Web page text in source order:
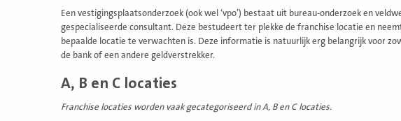
Een vestigingsplaatsonderzoek (ook wel ‘vpo’) bestaat uit bureau-onderzoek en
gespecialiseerde consultant. Deze bestudeert ter plekke de franchise locatie en
bepaalde locatie te verwachten is. Deze informatie is natuurlijk erg belangrijk voor
de bank of een andere geldverstrekker.
A, B en C locaties
Franchise locaties worden vaak gecategoriseerd in A, B en C locaties.